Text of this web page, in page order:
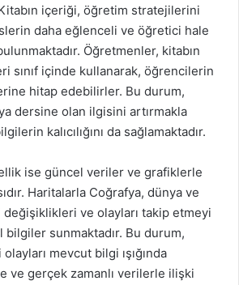
içeriği, öğretim stratejilerini
daha eğlenceli ve öğretici hale
Öğretmenler, kitabın
sınıf içinde kullanarak, öğrencilerin
hitap edebilirler. Bu durum,
dersine olan ilgisini artırmakla
kalıcılığını da sağlamaktadır.
ise güncel veriler ve grafiklerle
Haritalarla Coğrafya, dünya ve
değişiklikleri ve olayları takip etmeyi
bilgiler sunmaktadır. Bu durum,
mevcut bilgi ışığında
ve gerçek zamanlı verilerle ilişki